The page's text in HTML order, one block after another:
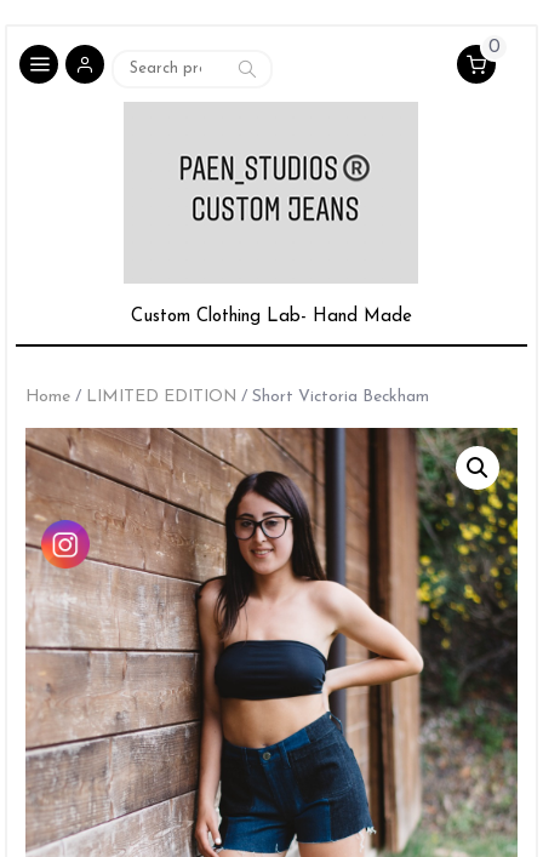
Search
Search
0
Custom Clothing Lab- Hand Made
Home/ LIMITED EDITION / Short Victoria Beckham